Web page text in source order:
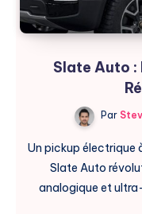
Slate Auto :
Par
Un pickup électrique
Slate Auto
analogique et